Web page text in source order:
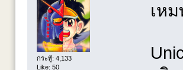
กระทู้: 4,133
Like: 50
เห